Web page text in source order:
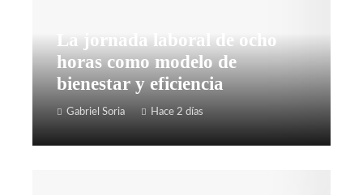
La jornada laboral de ocho
horas como modelo de
bienestar y eficiencia
Gabriel Soria Hace 2 días